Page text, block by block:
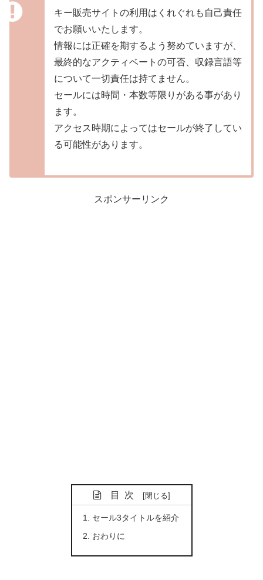
キー販売サイトの利用はくれぐれも自己責任
でお願いいたします。
情報には正確を期するよう努めていますが、
最終的なアクティベートの可否、収録言語等
について一切責任は持てません。
セールには時間・本数等限りがある事があり
ます。
アクセス時期によってはセールが終了してい
る可能性があります。
スポンサーリンク
目次
セール3タイトルを紹介
おわりに